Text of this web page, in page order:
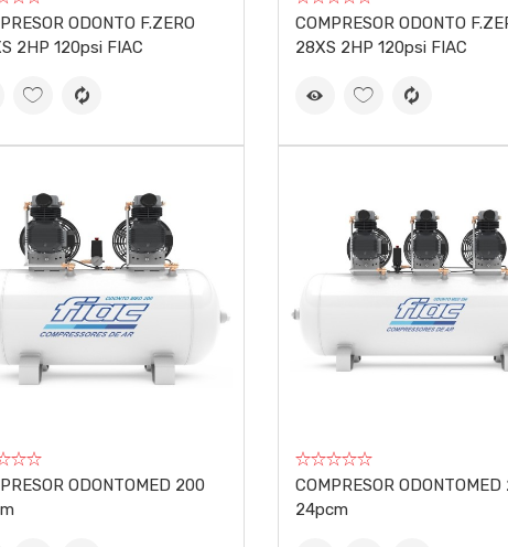
ODONTO F.ZERO
2HP 120psi FIAC
COMPRESOR ODONTO
28XS 2HP 120psi FIAC
ODONTOMED 200
COMPRESOR
24pcm